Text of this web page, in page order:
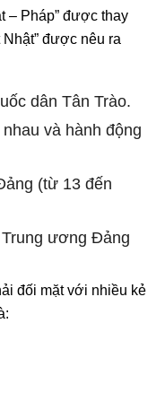
– Pháp” được thay
được nêu ra
dân Tân Trào.
và hành động
(từ 13 đến
ương Đảng
đối mặt với nhiều kẻ